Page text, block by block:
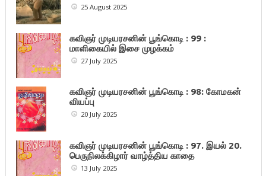
25 August 2025
கவிஞர் முடியரசனின் பூங்கொடி : 99 :
மாளிகையில் இசை முழக்கம்
27 July 2025
கவிஞர் முடியரசனின் பூங்கொடி : 98: கோமகன்
வியப்பு
20 July 2025
கவிஞர் முடியரசனின் பூங்கொடி : 97. இயல் 20.
பெருநிலக்கிழார் வாழ்த்திய காதை
13 July 2025